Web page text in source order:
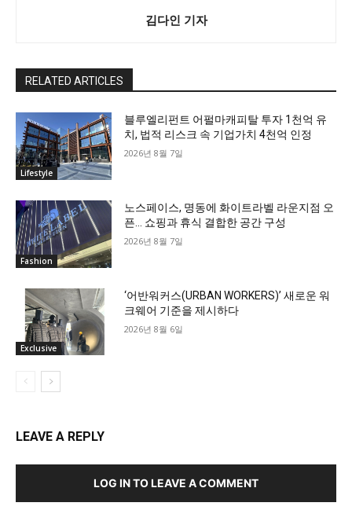
김다인 기자
RELATED ARTICLES
Lifestyle
블루엘리펀트 어펄마캐피탈 투자 1천억 유
치, 법적 리스크 속 기업가치 4천억 인정
2026년 8월 7일
Fashion
노스페이스, 명동에 화이트라벨 라운지점 오
픈… 쇼핑과 휴식 결합한 공간 구성
2026년 8월 7일
Exclusive
‘어반워커스(URBAN WORKERS)’ 새로운 워
크웨어 기준을 제시하다
2026년 8월 6일
LEAVE A REPLY
LOG IN TO LEAVE A COMMENT